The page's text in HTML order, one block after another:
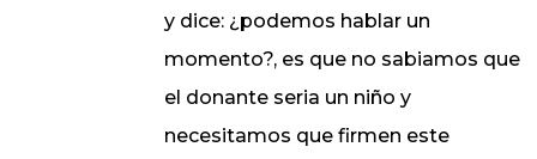
y dice: ¿podemos hablar un
momento?, es que no sabiamos que
el donante seria un niño y
necesitamos que firmen este